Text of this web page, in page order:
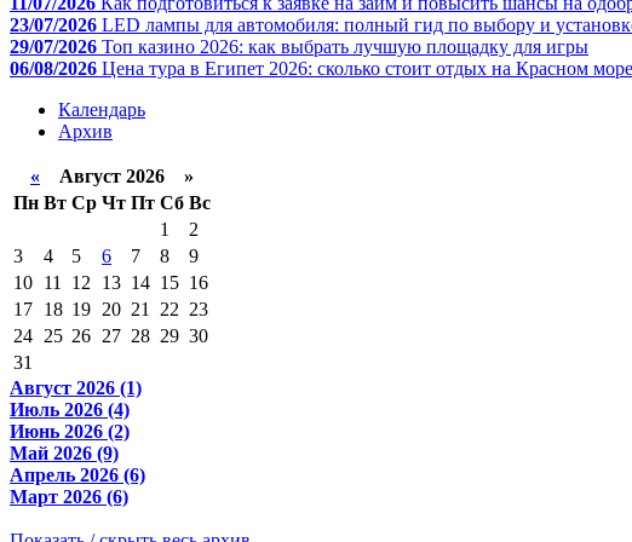
23/07/2026 LED лампы для автомобиля: полный гид по выбору и
29/07/2026 Топ казино 2026: как выбрать лучшую площадку для игры
06/08/2026 Цена тура в Египет 2026: сколько стоит отдых на Красном море
Календарь
Архив
« Август 2026 »
Пн Вт Ср Чт Пт Сб Вс
1
2
3
4 5 6 7 8
9
10 11 12 13 14 15 16
17 18 19 20 21 22 23
24 25 26 27 28 29 30
31
Август 2026 (1)
Июль 2026 (4)
Июнь 2026 (2)
Май 2026 (9)
Апрель 2026 (6)
Март 2026 (6)